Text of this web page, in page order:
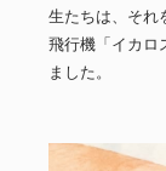
生たちは、それ
飛行機「イカロ
ました。